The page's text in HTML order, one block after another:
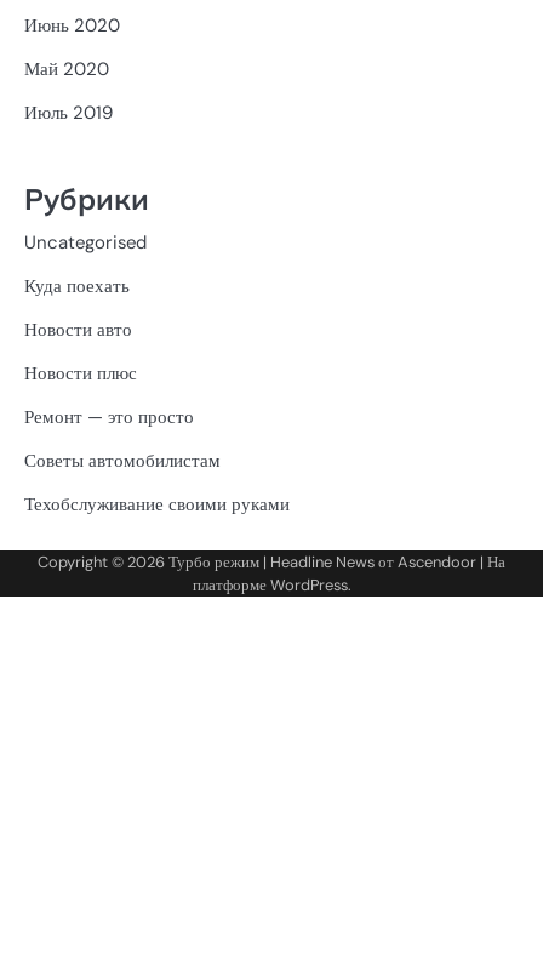
Июнь 2020
Май 2020
Июль 2019
Рубрики
Uncategorised
Куда поехать
Новости авто
Новости плюс
Ремонт — это просто
Советы автомобилистам
Техобслуживание своими руками
Copyright © 2026Турбо режим | Headline News отAscendoor | На
платформеWordPress.